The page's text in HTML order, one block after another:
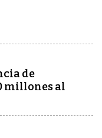
de
millones al